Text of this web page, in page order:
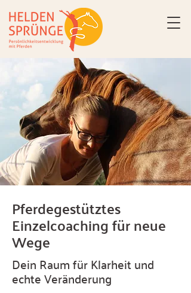
Pferdegestütztes
Einzelcoaching für neue
Wege
Dein Raum für Klarheit und
echte Veränderung